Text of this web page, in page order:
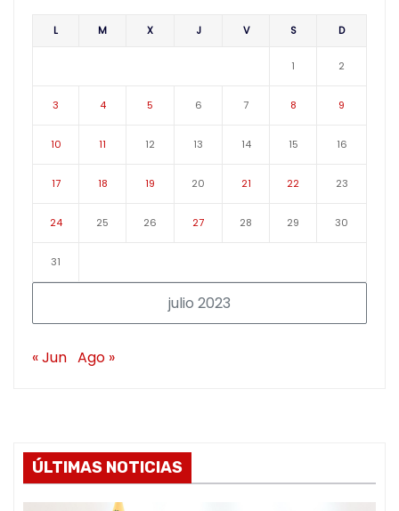
julio 2023
L M X J V S D
1 2
3 4 5 6 7 8 9
10 11 12 13 14 15 16
17 18 19 20 21 22 23
24 25 26 27 28 29 30
31
« Jun Ago »
ÚLTIMAS NOTICIAS